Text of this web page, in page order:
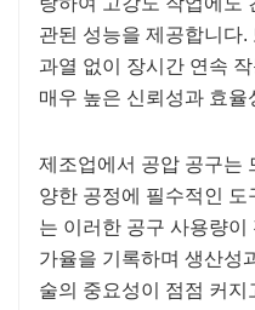
관된 성능을 제공합니다.
과열 없이 장시간 연속
매우 높은 신뢰성과 효율
제조업에서 공압 공구는
양한 공정에 필수적인 도
는 이러한 공구 사용량
가율을 기록하며 생산성
술의 중요성이 점점 커